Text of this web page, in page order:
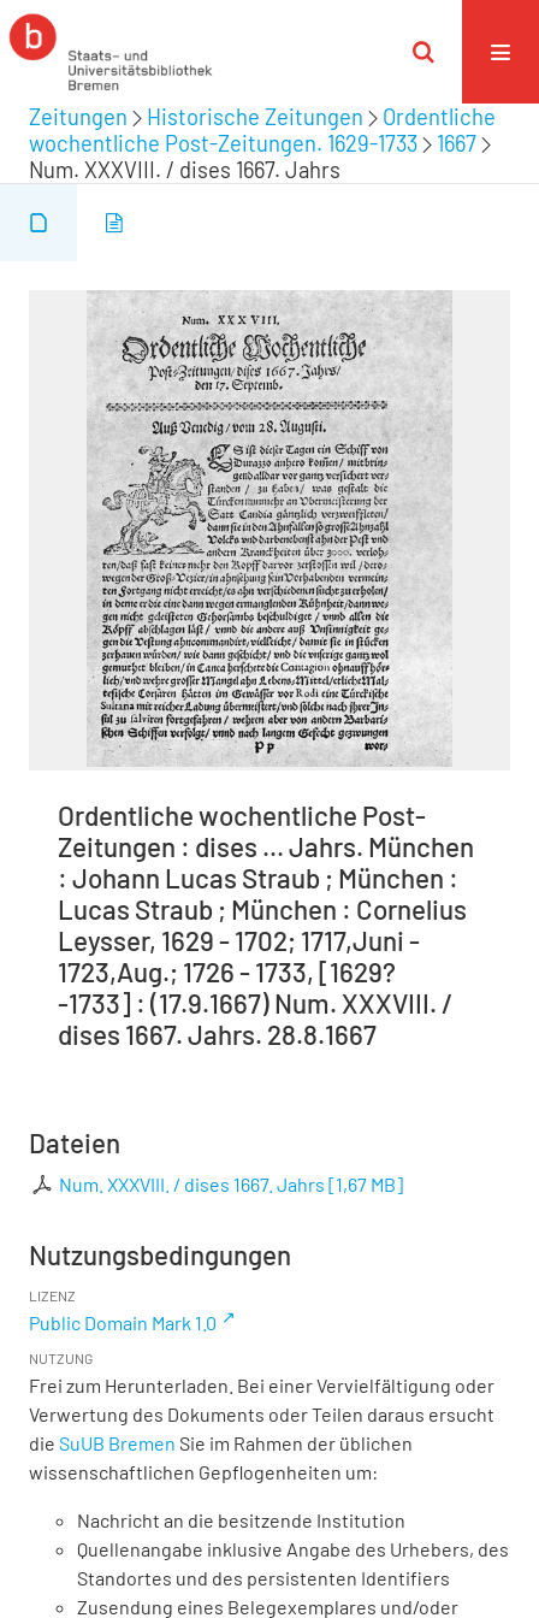
Zeitungen Historische Zeitungen
Ordentliche
wochentliche Post-Zeitungen. 1629-1733
1667
Num. XXXVIII. / dises 1667. Jahrs
Ordentliche wochentliche Post-
Zeitungen : dises ... Jahrs. München
: Johann Lucas Straub ; München :
Lucas Straub ; München : Cornelius
Leysser, 1629 - 1702; 1717,Juni -
1723,Aug.; 1726 - 1733, [1629?
-1733] : (17.9.1667) Num. XXXVIII. /
dises 1667. Jahrs. 28.8.1667
Dateien
Num. XXXVIII. / dises 1667. Jahrs [1,67 MB]
Nutzungsbedingungen
LIZENZ
Public Domain Mark 1.0
NUTZUNG
Frei zum Herunterladen. Bei einer Vervielfältigung oder
Verwertung des Dokuments oder Teilen daraus ersucht
die SuUB Bremen Sie im Rahmen der üblichen
wissenschaftlichen Gepflogenheiten um:
Nachricht an die besitzende Institution
Quellenangabe inklusive Angabe des Urhebers, des
Standortes und des persistenten Identifiers
Zusendung eines Belegexemplares und/oder